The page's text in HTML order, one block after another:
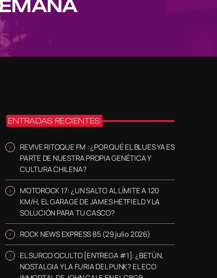
ENTRADAS RECIENTES
REVIVE RITOQUE FM : ¿POR QUÉ EL BLUES YA ES
PARTE DE NUESTRA PROPIA GENÉTICA Y
CULTURA CHILENA?
MOTOROCK 17: ¿UN SALTO AL LÍMITE A 120
KM/H, EL GARAGE DE JAMES HETFIELD Y LA
SOLUCIÓN PARA TU CASCO?
ROCK NEWS EXPRESS 85 (29 julio 2026)
EL SURCO OCULTO [ENTREGA #1]: ¿BETÚN,
NOSTALGIA Y LA FURIA DEL PUNK? EL ECO